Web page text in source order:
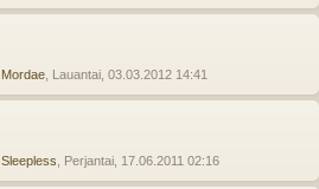
Mordae , Lauantai, 03.03.2012 14:41
Sleepless , Perjantai, 17.06.2011 02:16